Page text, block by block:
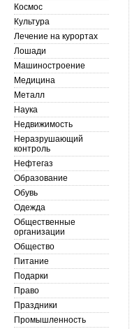
Космос
Культура
Лечение на курортах
Лошади
Машиностроение
Медицина
Металл
Наука
Недвижимость
Неразрушающий
контроль
Нефтегаз
Образование
Обувь
Одежда
Общественные
организации
Общество
Питание
Подарки
Право
Праздники
Промышленность